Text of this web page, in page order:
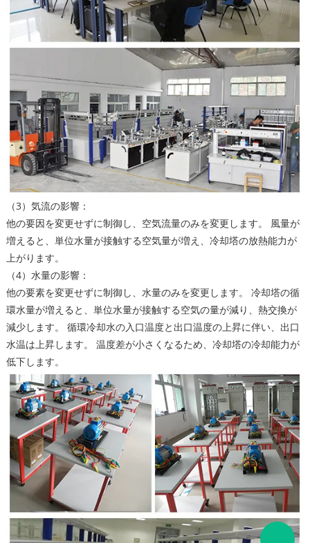
（3）気流の影響：
他の要因を変更せずに制御し、空気流量のみを変更します。 風量が
増えると、単位水量が接触する空気量が増え、冷却塔の放熱能力が
上がります。
（4）水量の影響：
他の要素を変更せずに制御し、水量のみを変更します。 冷却塔の循
環水量が増えると、単位水量が接触する空気の量が減り、熱交換が
減少します。 循環冷却水の入口温度と出口温度の上昇に伴い、出口
水温は上昇します。 温度差が小さくなるため、冷却塔の冷却能力が
低下します。